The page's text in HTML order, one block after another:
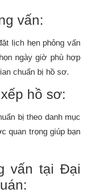
vấn:
lịch hẹn phỏng vấn
ngày giờ phù hợp
chuẩn bị hồ sơ.
hồ sơ:
bị theo danh mục
quan trọng giúp bạn
vấn tại Đại